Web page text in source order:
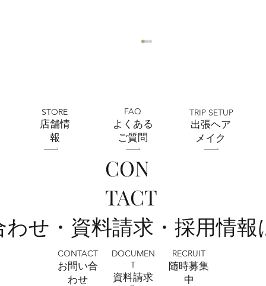
フォトウェディング前に準備するポイン
ト5選 撮影前にやっておきたいこと｜フ
ォトスタジオミルフィーユ浦和店
CON
TACT
せ・資料請求・採用情
CONTACT
お問い合
わせ
DOCUMEN
T
​資料請求
RECRUIT
​随時募集
中
STORE
​店舗情
報
FAQ
よくある
ご質問
TRIP SETUP
出張ヘア
メイク